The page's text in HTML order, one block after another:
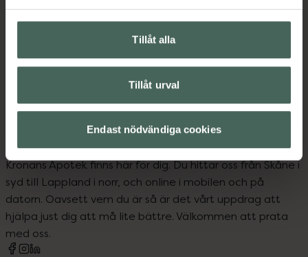
Tillåt alla
Tillåt urval
Endast nödvändiga cookies
Upptäck flera produkter inom
Sömn, stress och oro
Kronans Apotek finns här för dig. Du hittar oss från Skåne i
syd till Lappland i norr, och online i mobilen och på
datorn. Oavsett vem du är så är det vårt uppdrag att
hjälpa just dig att må lite bättre. Välkommen att prata
med oss.